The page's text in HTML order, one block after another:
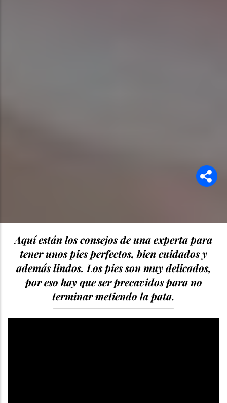
Aquí están los consejos de una experta para
tener unos pies perfectos, bien cuidados y
además lindos. Los pies son muy delicados,
por eso hay que ser precavidos para no
terminar metiendo la pata.